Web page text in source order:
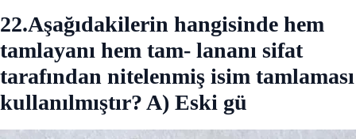
22.Aşağıdakilerin hangisinde hem
tamlayanı hem tam- lananı sifat
tarafından nitelenmiş isim tamlaması
kullanılmıştır? A) Eski gü